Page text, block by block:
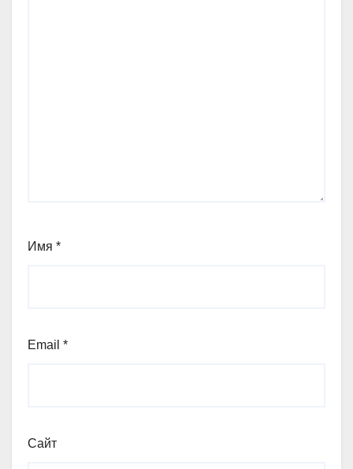
Имя *
Email *
Сайт